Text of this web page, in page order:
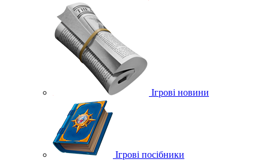
Ігрові новини
Ігрові посібники